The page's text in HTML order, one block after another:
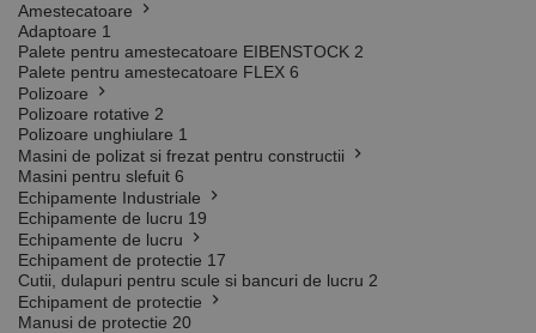
Amestecatoare
Adaptoare 1
Palete pentru amestecatoare EIBENSTOCK 2
Palete pentru amestecatoare FLEX 6
Polizoare
Polizoare rotative 2
Polizoare unghiulare 1
Masini de polizat si frezat pentru constructii
Masini pentru slefuit 6
Echipamente Industriale
Echipamente de lucru 19
Echipamente de lucru
Echipament de protectie 17
Cutii, dulapuri pentru scule si bancuri de lucru 2
Echipament de protectie
Manusi de protectie 20